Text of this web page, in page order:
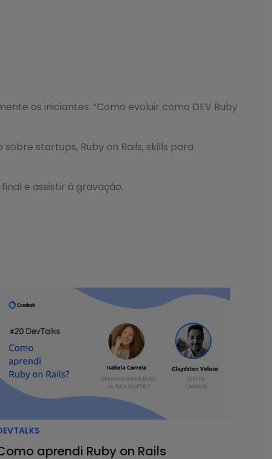
os iniciantes: “Como evoluir como DEV Ruby
startups, Ruby on Rails, skills para
e assistir à gravação.
que havia sido desenvolvido em 2003 em um
garantiu maior performance ao sistema.
aprender os fundamentos diretamente da
nos fundamentos e programando. Assim, o
aprendi Ruby on Rails